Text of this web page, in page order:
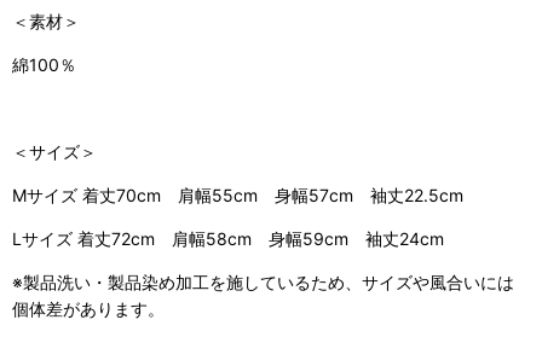
＜素材＞
綿100％
＜サイズ＞
Mサイズ 着丈70cm 肩幅55cm 身幅57cm 袖丈22.5cm
Lサイズ 着丈72cm 肩幅58cm 身幅59cm 袖丈24cm
※製品洗い・製品染め加工を施しているため、サイズや風合いには
個体差があります。